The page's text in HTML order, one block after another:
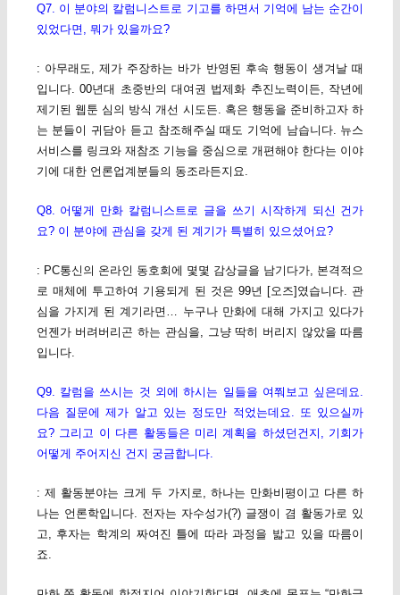
Q7. 이 분야의 칼럼니스트로 기고를 하면서 기억에 남는 순간이
있었다면, 뭐가 있을까요?
: 아무래도, 제가 주장하는 바가 반영된 후속 행동이 생겨날 때
입니다. 00년대 초중반의 대여권 법제화 추진노력이든, 작년에
제기된 웹툰 심의 방식 개선 시도든. 혹은 행동을 준비하고자 하
는 분들이 귀담아 듣고 참조해주실 때도 기억에 남습니다. 뉴스
서비스를 링크와 재참조 기능을 중심으로 개편해야 한다는 이야
기에 대한 언론업계분들의 동조라든지요.
Q8. 어떻게 만화 칼럼니스트로 글을 쓰기 시작하게 되신 건가
요? 이 분야에 관심을 갖게 된 계기가 특별히 있으셨어요?
: PC통신의 온라인 동호회에 몇몇 감상글을 남기다가, 본격적으
로 매체에 투고하여 기용되게 된 것은 99년 [오즈]였습니다. 관
심을 가지게 된 계기라면… 누구나 만화에 대해 가지고 있다가
언젠가 버려버리곤 하는 관심을, 그냥 딱히 버리지 않았을 따름
입니다.
Q9. 칼럼을 쓰시는 것 외에 하시는 일들을 여쭤보고 싶은데요.
다음 질문에 제가 알고 있는 정도만 적었는데요. 또 있으실까
요? 그리고 이 다른 활동들은 미리 계획을 하셨던건지, 기회가
어떻게 주어지신 건지 궁금합니다.
: 제 활동분야는 크게 두 가지로, 하나는 만화비평이고 다른 하
나는 언론학입니다. 전자는 자수성가(?) 글쟁이 겸 활동가로 있
고, 후자는 학계의 짜여진 틀에 따라 과정을 밟고 있을 따름이
죠.